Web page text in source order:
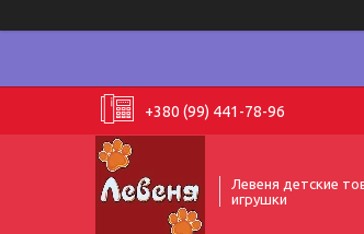
+380 (99) 441-78-96
Левеня детские
игрушки